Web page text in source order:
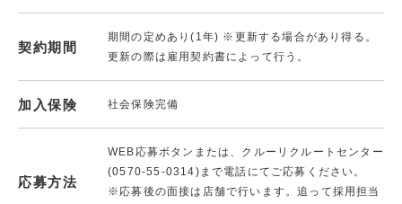
契約期間
期間の定めあり(1年) ※更新する場合があり得る。
更新の際は雇用契約書によって行う。
加入保険 社会保険完備
応募方法
WEB応募ボタンまたは、クルーリクルートセンター
(0570-55-0314)まで電話にてご応募ください。
※応募後の面接は店舗で行います。追って採用担当